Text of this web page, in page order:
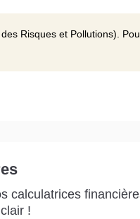
Risques et Pollutions).
calculatrices
!